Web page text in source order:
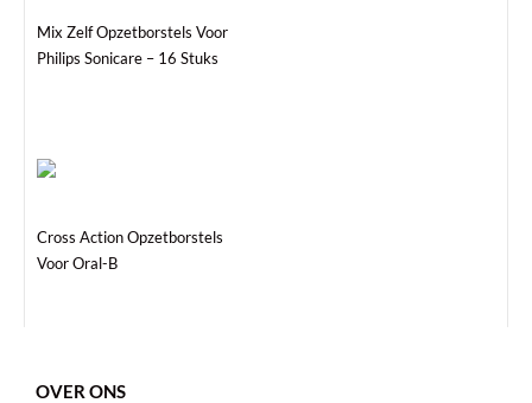
Mix Zelf Opzetborstels Voor
Philips Sonicare – 16 Stuks
Cross Action Opzetborstels
Voor Oral-B
Dit
meerdere
variaties.
OVER ONS